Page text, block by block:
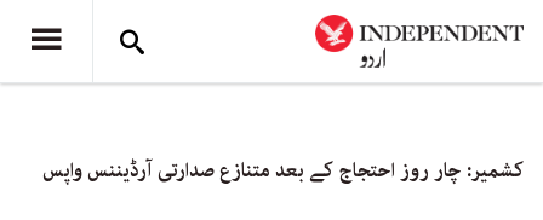
کشمیر: چار روز احتجاج کے بعد متنازع صدارتی آرڈیننس واپس